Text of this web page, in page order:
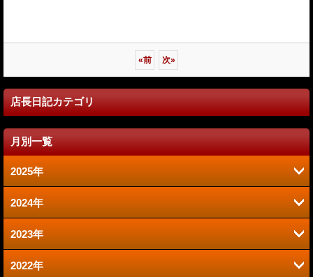
«前 次»
店長日記カテゴリ
月別一覧
2025年
6月 (2)
1月 (1)
2024年
9月 (2)
8月 (2)
2023年
6月 (1)
2022年